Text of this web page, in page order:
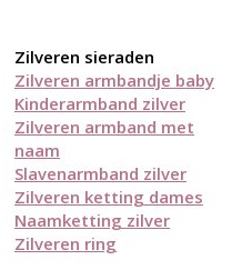
Zilveren sieraden
Zilveren armbandje baby
Kinderarmband zilver
Zilveren armband met
naam
Slavenarmband zilver
Zilveren ketting dames
Naamketting zilver
Zilveren ring